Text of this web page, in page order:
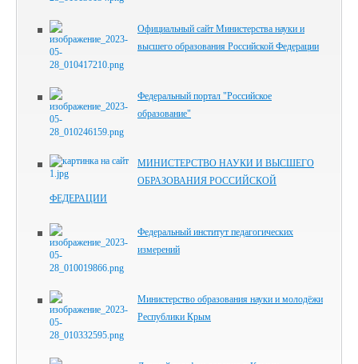
Официальный сайт Министерства науки и
высшего образования Российской Федерации
Федеральный портал "Российское
образование"
МИНИСТЕРСТВО НАУКИ И ВЫСШЕГО
ОБРАЗОВАНИЯ РОССИЙСКОЙ
ФЕДЕРАЦИИ
Федеральный институт педагогических
измерений
Министерство образования науки и молодёжи
Республики Крым